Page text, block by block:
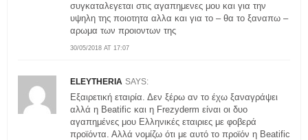
30/05/2018 AT 17:07
συγκαταλεγεται στις αγαπημενες μου και για την
υψηλη της ποιοτητα αλλα και για το – θα το ξαναπω –
αρωμα των προιοντων της
ELEYTHERIA SAYS:
Εξαιρετική εταιρία. Δεν ξέρω αν το έχω ξαναγράψει
αλλά η Beatific και η Frezyderm είναι οι δυο
αγαπημένες μου Ελληνικές εταιριες με φοβερά
προϊόντα. Αλλά νομίζω ότι με αυτό το προϊόν η Beatific